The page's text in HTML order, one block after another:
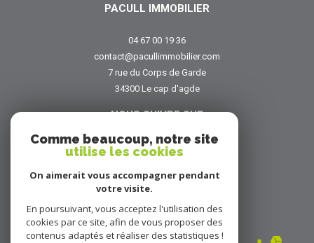
PACULL IMMOBILIER
04 67 00 19 36
contact@pacullimmobilier.com
7 rue du Corps de Garde
34300
le cap d'agde
NOUS SUIVRE SUR
ADHÉRENTS
Comme beaucoup, notre site
utilise les cookies
On aimerait vous accompagner pendant
votre visite.
En poursuivant, vous acceptez l'utilisation des
cookies par ce site, afin de vous proposer des
contenus adaptés et réaliser des statistiques !